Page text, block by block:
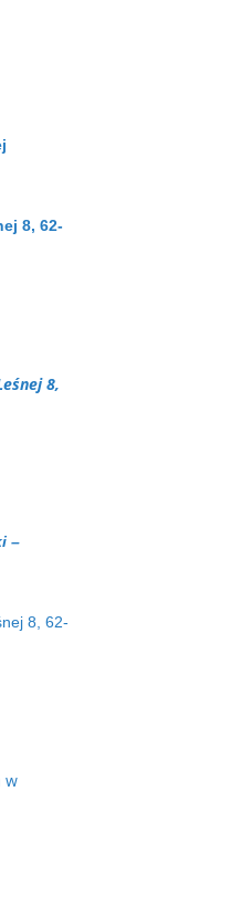
8, 62-
8,
–
8, 62-
w